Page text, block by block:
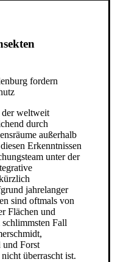
fordern
der weltweit
durch
außerhalb
Erkenntnissen
unter der
jahrelanger
sind oftmals von
Flächen und
Fall
und Forst
überrascht ist.